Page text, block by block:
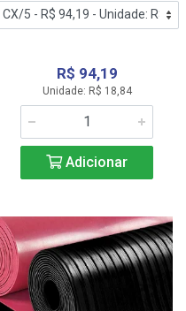
R$ 94,19
Unidade: R$ 18,84
Adicionar